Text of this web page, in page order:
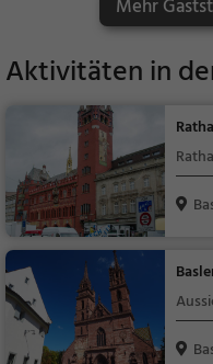
Mehr
Aktivitäten in